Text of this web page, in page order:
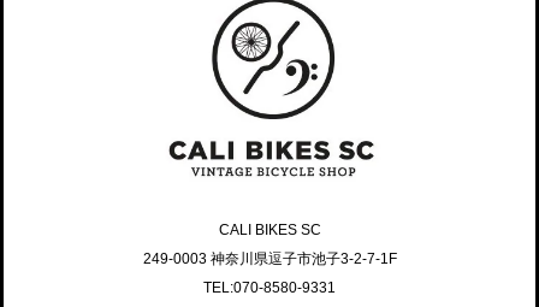
CALI BIKES SC
249-0003 神奈川県逗子市池子3-2-7-1F
TEL:070-8580-9331